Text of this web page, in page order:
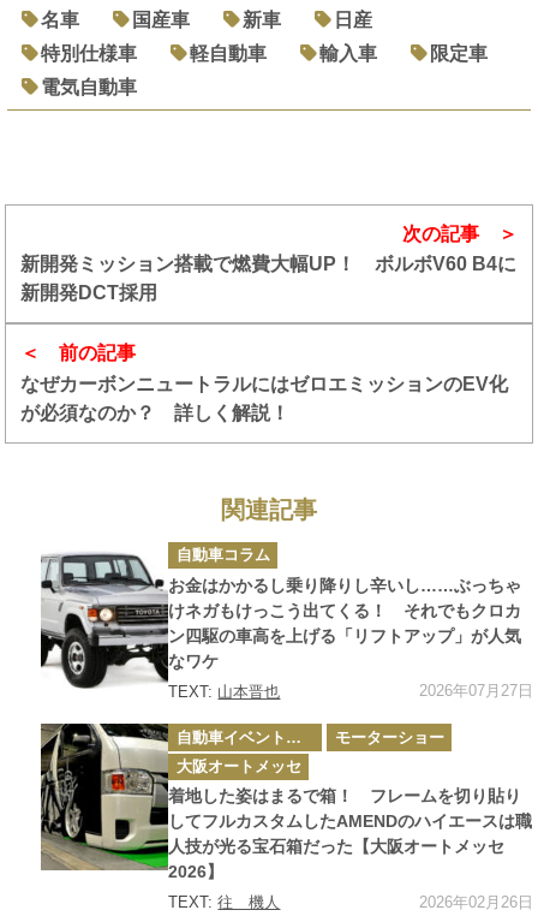
名車
国産車 新車
日産
特別仕様車
軽自動車 輸入車
限定車
電気自動車
前の記事
なぜカーボンニュートラルにはゼロエミッションのEV化
が必須なのか？ 詳しく解説！
次の記事
新開発ミッション搭載で燃費大幅UP！ ボルボV60 B4に
新開発DCT採用
関連記事
カ
テ
ゴ
リ
ー
自動車コラム
お金はかかるし乗り降りし辛いし……ぶっちゃ
けネガもけっこう出てくる！ それでもクロカ
ン四駆の車高を上げる「リフトアップ」が人気
なワケ
TEXT: 山本晋也 2026年07月27日
カ
テ
ゴ
リ
ー
自動車イベント・カーイベント
モーターショー
大阪オートメッセ
着地した姿はまるで箱！ フレームを切り貼り
してフルカスタムしたAMENDのハイエースは職
人技が光る宝石箱だった【大阪オートメッセ
2026】
TEXT:往 機人 2026年02月26日